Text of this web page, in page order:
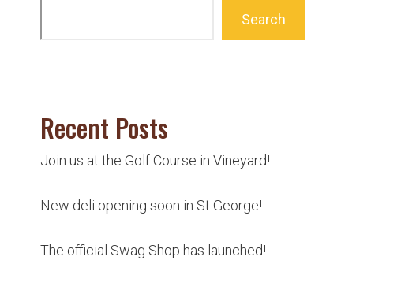
Search
Recent Posts
Join us at the Golf Course in Vineyard!
New deli opening soon in St George!
The official Swag Shop has launched!